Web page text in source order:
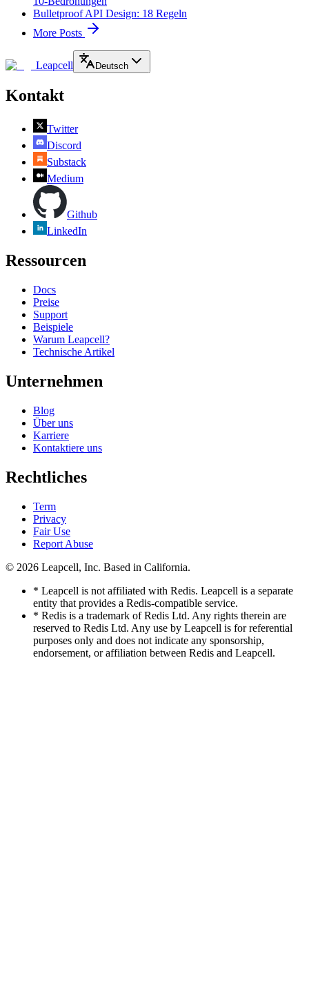
Bulletproof API Design: 18 Regeln
More Posts
Leapcell Deutsch
Kontakt
Twitter
Discord
Substack
Medium
Github
LinkedIn
Ressourcen
Docs
Preise
Support
Beispiele
Warum Leapcell?
Technische Artikel
Unternehmen
Blog
Über uns
Karriere
Kontaktiere uns
Rechtliches
Term
Privacy
Fair Use
Report Abuse
© 2026 Leapcell, Inc. Based in California.
* Leapcell is not affiliated with Redis. Leapcell is a separate
entity that provides a Redis-compatible service.
* Redis is a trademark of Redis Ltd. Any rights therein are
reserved to Redis Ltd. Any use by Leapcell is for referential
purposes only and does not indicate any sponsorship,
endorsement, or affiliation between Redis and Leapcell.